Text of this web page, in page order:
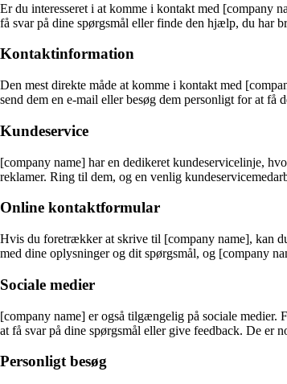
Er du interesseret i at komme i kontakt med [company
få svar på dine spørgsmål eller finde den hjælp, du har
Kontaktinformation
Den mest direkte måde at komme i kontakt med
send dem en e-mail eller besøg dem personligt for at få
Kundeservice
[company name] har en dedikeret kundeservicelinje,
reklamer. Ring til dem, og en venlig
Online kontaktformular
Hvis du foretrækker at skrive til [company name], kan
med dine oplysninger og dit spørgsmål, og [company
Sociale medier
[company name] er også tilgængelig på sociale medier.
at få svar på dine spørgsmål eller give feedback. De er
Personligt besøg